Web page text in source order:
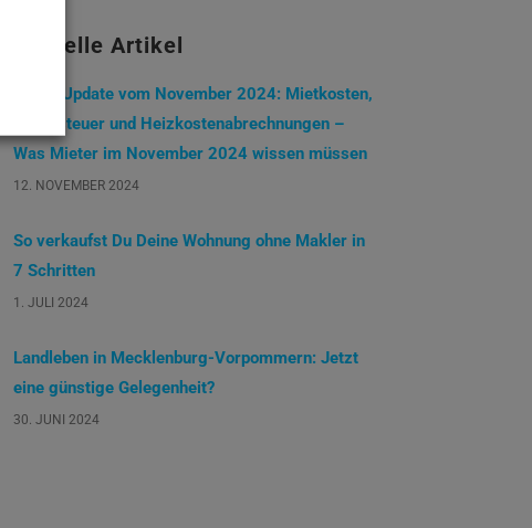
Aktuelle Artikel
MieterUpdate vom November 2024: Mietkosten,
Grundsteuer und Heizkostenabrechnungen –
Was Mieter im November 2024 wissen müssen
12. NOVEMBER 2024
So verkaufst Du Deine Wohnung ohne Makler in
7 Schritten
1. JULI 2024
Landleben in Mecklenburg-Vorpommern: Jetzt
eine günstige Gelegenheit?
30. JUNI 2024